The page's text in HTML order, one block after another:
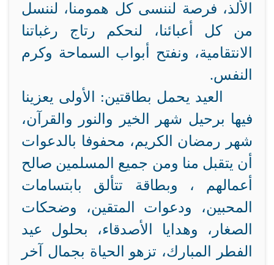
الألذ، فرصة لننسى كل همومنا، لننسل
من كل أعبائنا، لنحكم رتاج رغباتنا
الانتقامية، ونفتح أبواب السماحة وكرم
النفس.
العيد يحمل بطاقتين: الأولى يعزينا
فيها برحيل شهر الخير والنور والقرآن،
شهر رمضان الكريم، محفوفا بالدعوات
أن يتقبل منا ومن جميع المسلمين صالح
أعمالهم ، وبطاقة تتألق بابتسامات
المحبين، ودعوات المتقين، وضحكات
الصغار، وهدايا الأصدقاء، بحلول عيد
الفطر المبارك، تزهو الحياة بجمال آخر